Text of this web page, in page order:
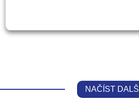
NAČÍST DALŠÍ